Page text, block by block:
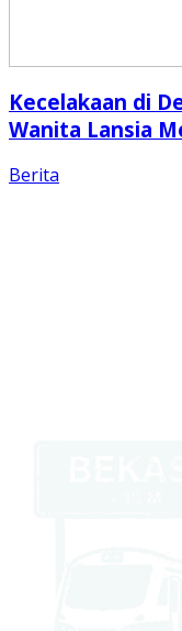
Kecelakaan di
Wanita Lansia
Berita